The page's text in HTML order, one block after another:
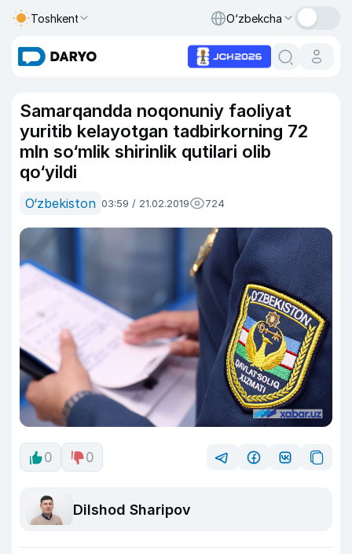
Toshkent O‘zbekcha
Samarqandda noqonuniy faoliyat
yuritib kelayotgan tadbirkorning 72
mln so‘mlik shirinlik qutilari olib
qo‘yildi
O‘zbekiston 03:59 / 21.02.2019 724
0 0
Dilshod Sharipov